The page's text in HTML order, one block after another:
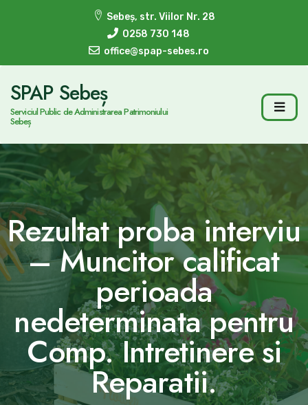
Sebeș, str. Viilor Nr. 28
0258 730 148
office@spap-sebes.ro
SPAP Sebeș
Serviciul Public de Administrarea Patrimoniului
Sebeș
Rezultat proba interviu
– Muncitor calificat
perioada
nedeterminata pentru
Comp. Intretinere si
Reparatii.